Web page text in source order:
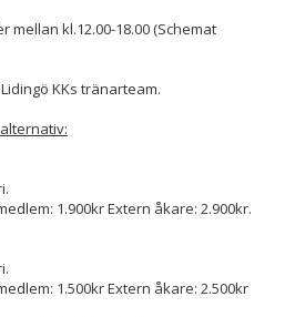
mellan kl.12.00-18.00 (Schemat
KKs tränarteam.
1.900kr Extern åkare: 2.900kr.
1.500kr Extern åkare: 2.500kr